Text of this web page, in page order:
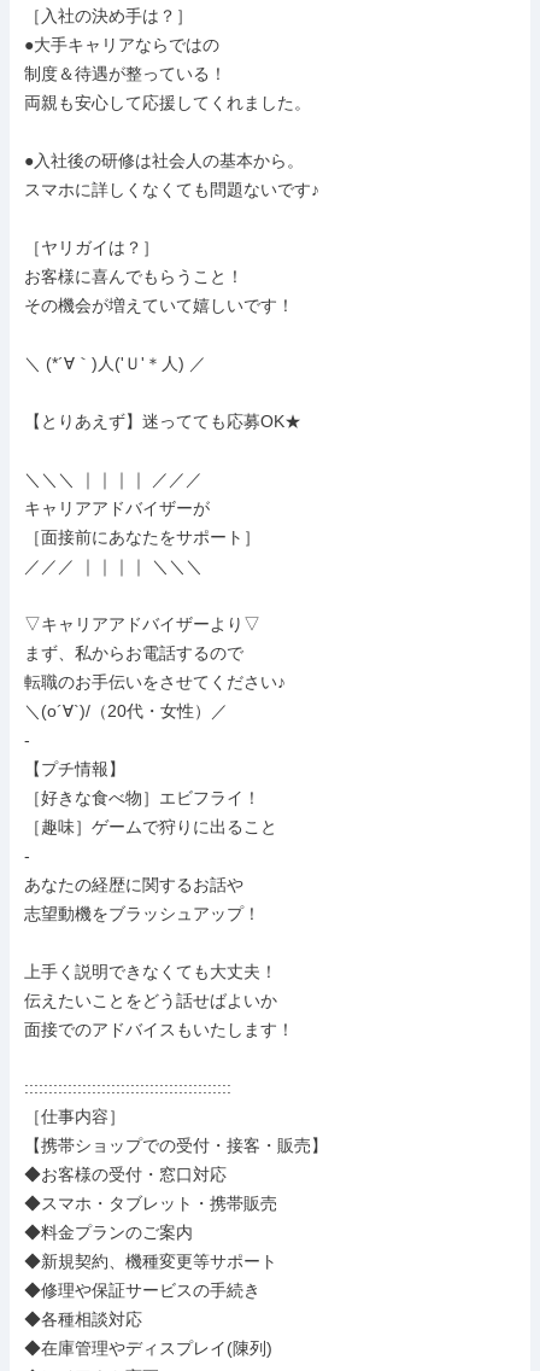
［入社の決め手は？］
●大手キャリアならではの
制度＆待遇が整っている！
両親も安心して応援してくれました。
●入社後の研修は社会人の基本から。
スマホに詳しくなくても問題ないです♪
［ヤリガイは？］
お客様に喜んでもらうこと！
その機会が増えていて嬉しいです！
＼ (*´∀｀)人('Ｕ'＊人) ／
【とりあえず】迷ってても応募OK★
＼＼＼ ｜｜｜｜ ／／／
キャリアアドバイザーが
［面接前にあなたをサポート］
／／／ ｜｜｜｜ ＼＼＼
▽キャリアアドバイザーより▽
まず、私からお電話するので
転職のお手伝いをさせてください♪
＼(o´∀`)/（20代・女性）／
-
【プチ情報】
［好きな食べ物］エビフライ！
［趣味］ゲームで狩りに出ること
-
あなたの経歴に関するお話や
志望動機をブラッシュアップ！
上手く説明できなくても大丈夫！
伝えたいことをどう話せばよいか
面接でのアドバイスもいたします！
:::::::::::::::::::::::::::::::::::::::::::
［仕事内容］
【携帯ショップでの受付・接客・販売】
◆お客様の受付・窓口対応
◆スマホ・タブレット・携帯販売
◆料金プランのご案内
◆新規契約、機種変更等サポート
◆修理や保証サービスの手続き
◆各種相談対応
◆在庫管理やディスプレイ(陳列)